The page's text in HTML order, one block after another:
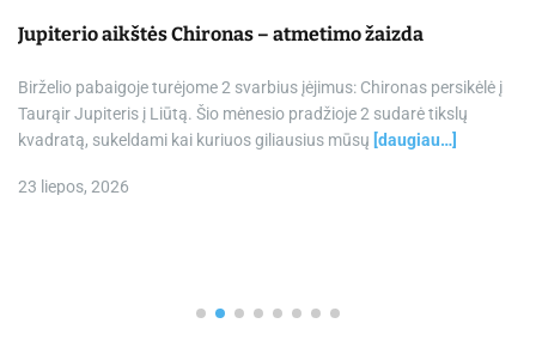
Jupiterio aikštės Chironas – atmetimo žaizda
Birželio pabaigoje turėjome 2 svarbius įėjimus: Chironas persikėlė į
Taurąir Jupiteris į Liūtą. Šio mėnesio pradžioje 2 sudarė tikslų
kvadratą, sukeldami kai kuriuos giliausius mūsų [daugiau…]
23 liepos, 2026